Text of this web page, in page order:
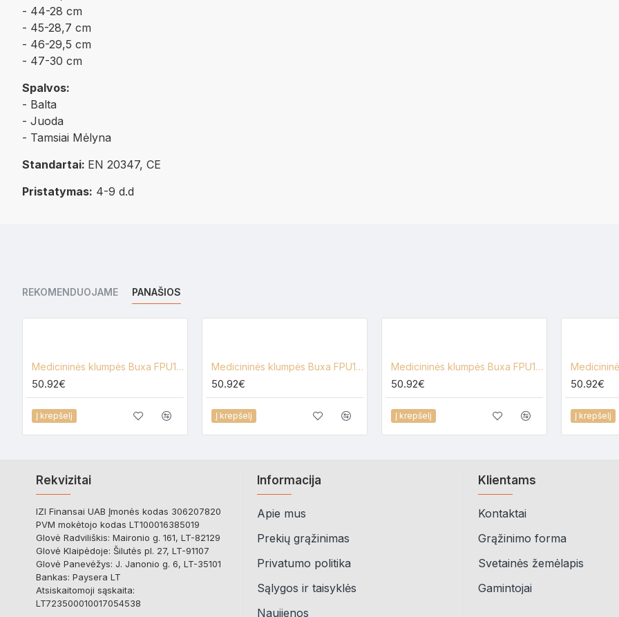
- 44-28 cm
- 45-28,7 cm
- 46-29,5 cm
- 47-30 cm
Spalvos:
- Balta
- Juoda
- Tamsiai Mėlyna
Standartai: EN 20347, CE
Pristatymas: 4-9 d.d
REKOMENDUOJAME PANAŠIOS
Medicininės klumpės Buxa FPU10, gėlėtos
50.92€
Į krepšelį
Medicininės klumpės Buxa FPU10 su gėlių motyvais
50.92€
Į krepšelį
Medicininės klumpės Buxa FPU10, juodos
50.92€
Į krepšelį
50.92€
Į krepšelį
Rekvizitai
IZI Finansai UAB Įmonės kodas 306207820
PVM mokėtojo kodas LT100016385019
Glovė Radviliškis: Maironio g. 161, LT-82129
Glovė Klaipėdoje: Šilutės pl. 27, LT-91107
Glovė Panevėžys: J. Janonio g. 6, LT-35101
Bankas: Paysera LT
Atsiskaitomoji sąskaita:
LT723500010017054538
Informacija
Apie mus
Prekių grąžinimas
Privatumo politika
Sąlygos ir taisyklės
Naujienos
Klientams
Kontaktai
Grąžinimo forma
Svetainės žemėlapis
Gamintojai